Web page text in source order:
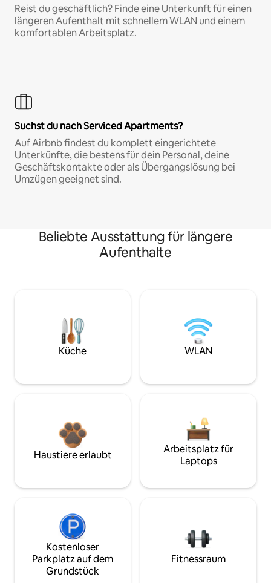
Reist du geschäftlich? Finde eine Unterkunft für einen
längeren Aufenthalt mit schnellem WLAN und einem
komfortablen Arbeitsplatz.
Suchst du nach Serviced Apartments?
Auf Airbnb findest du komplett eingerichtete
Unterkünfte, die bestens für dein Personal, deine
Geschäftskontakte oder als Übergangslösung bei
Umzügen geeignet sind.
Beliebte Ausstattung für längere
Aufenthalte
Küche WLAN
Haustiere erlaubt
Arbeitsplatz für
Laptops
Kostenloser
Parkplatz auf dem
Grundstück
Fitnessraum